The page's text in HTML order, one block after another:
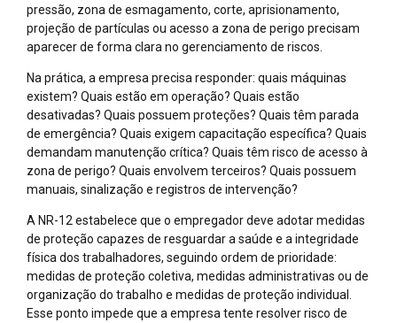
pressão, zona de esmagamento, corte, aprisionamento,
projeção de partículas ou acesso a zona de perigo precisam
aparecer de forma clara no gerenciamento de riscos.
Na prática, a empresa precisa responder: quais máquinas
existem? Quais estão em operação? Quais estão
desativadas? Quais possuem proteções? Quais têm parada
de emergência? Quais exigem capacitação específica? Quais
demandam manutenção crítica? Quais têm risco de acesso à
zona de perigo? Quais envolvem terceiros? Quais possuem
manuais, sinalização e registros de intervenção?
A NR-12 estabelece que o empregador deve adotar medidas
de proteção capazes de resguardar a saúde e a integridade
física dos trabalhadores, seguindo ordem de prioridade:
medidas de proteção coletiva, medidas administrativas ou de
organização do trabalho e medidas de proteção individual.
Esse ponto impede que a empresa tente resolver risco de